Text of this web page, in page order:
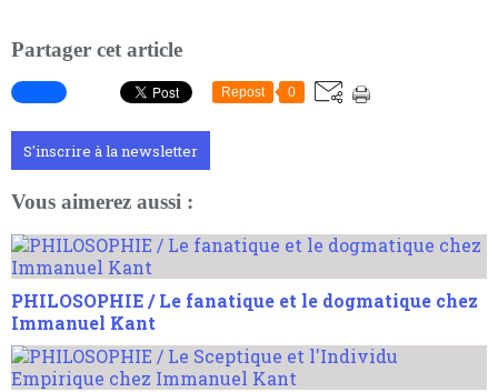
Partager cet article
Repost 0
S'inscrire à la newsletter
Vous aimerez aussi :
PHILOSOPHIE / Le fanatique et le dogmatique chez
Immanuel Kant